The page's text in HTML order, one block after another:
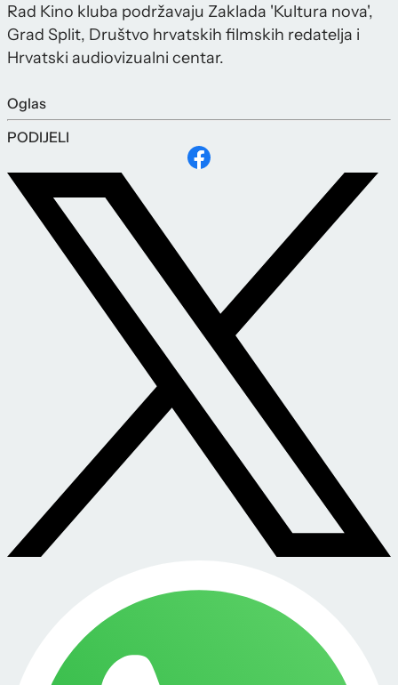
Rad Kino kluba podržavaju Zaklada 'Kultura nova',
Grad Split, Društvo hrvatskih filmskih redatelja i
Hrvatski audiovizualni centar.
Oglas
PODIJELI